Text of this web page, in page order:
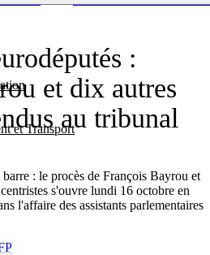
et Transport
:
et dix autres
au tribunal
: le procès de François Bayrou et
s'ouvre lundi 16 octobre en
l'affaire des assistants parlementaires